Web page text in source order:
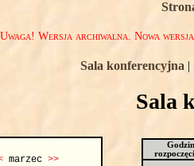
Uwaga! Wersja archiwalna. Nowa
Sala konferencyjna |
Sala
marzec >>